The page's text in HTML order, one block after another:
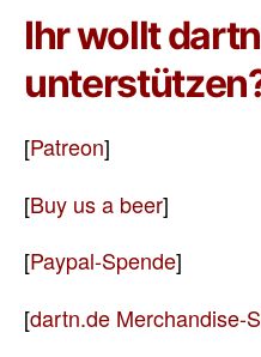
Ihr wollt
[Patreon]
[Buy us a beer]
[Paypal-Spende]
[dartn.de Merchandise-